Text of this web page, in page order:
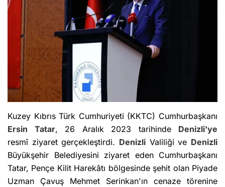
Kuzey Kıbrıs Türk Cumhuriyeti (KKTC) Cumhurbaşkanı
Ersin Tatar, 26 Aralık 2023 tarihinde Denizli'ye
resmî ziyaret gerçekleştirdi. Denizli Valiliği ve Denizli
Büyükşehir Belediyesini ziyaret eden Cumhurbaşkanı
Tatar, Pençe Kilit Harekâtı bölgesinde şehit olan Piyade
Uzman Çavuş Mehmet Serinkan'ın cenaze törenine